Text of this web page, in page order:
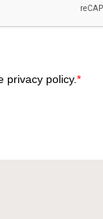
privacy policy.*